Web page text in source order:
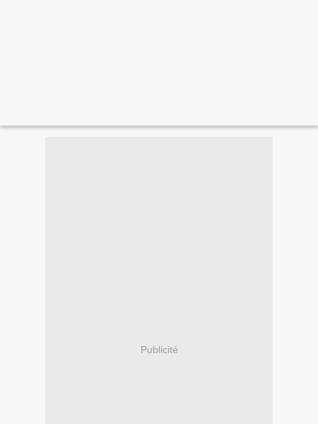
Publicité